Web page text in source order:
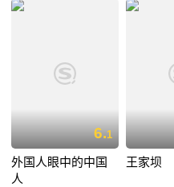
6.1
外国人眼中的中国
人
王家坝